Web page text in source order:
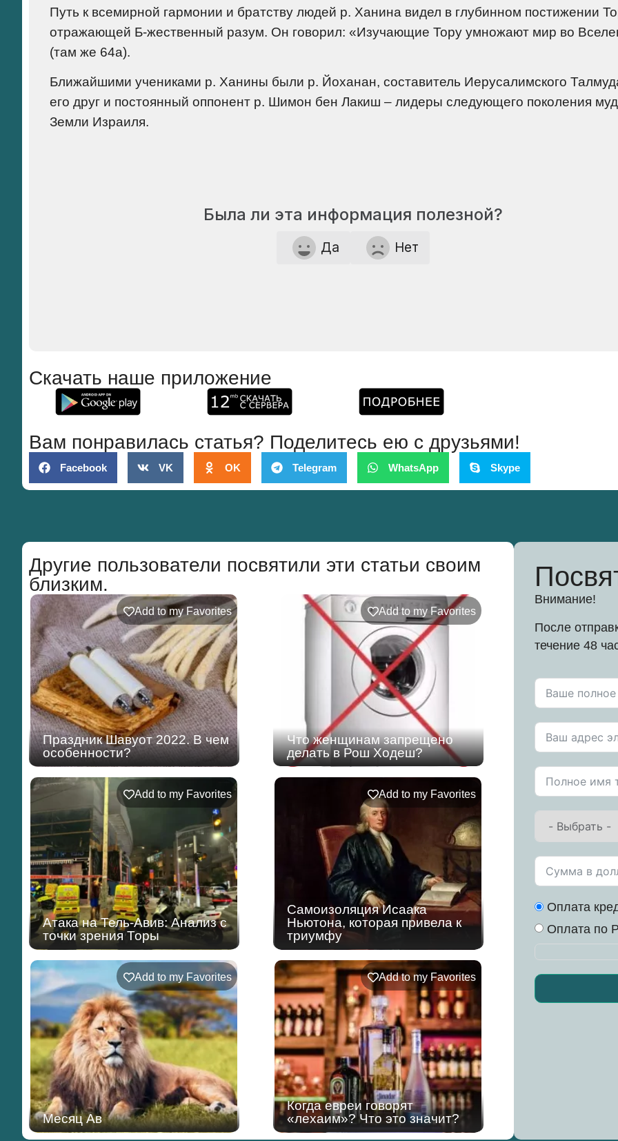
Путь к всемирной гармонии и братству людей р. Ханина видел в глубинном постижении
отражающей Б-жественный разум. Он говорил: «Изучающие Тору умножают мир во
(там же 64а).
Ближайшими учениками р. Ханины были р. Йоханан, составитель Иерусалимского
его друг и постоянный оппонент р. Шимон бен Лакиш – лидеры следующего поколения
Земли Израиля.
Была ли эта информация полезной?
Да Нет
Скачать наше приложение
Вам понравилась статья? Поделитесь ею с друзьями!
Facebook VK OK Telegram WhatsApp Skype
Другие пользователи посвятили эти статьи своим
близким.
Add to my Favorites
Праздник Шавуот 2022. В чем
особенности?
Add to my Favorites
Что женщинам запрещено
делать в Рош Ходеш?
Add to my Favorites
Атака на Тель-Авив: Анализ с
точки зрения Торы
Add to my Favorites
Самоизоляция Исаака
Ньютона, которая привела к
триумфу
Add to my Favorites
Месяц Ав
Add to my Favorites
Когда евреи говорят
«лехаим»? Что это значит?
Внимание!
После
течение 48
Оплата
Оплата по